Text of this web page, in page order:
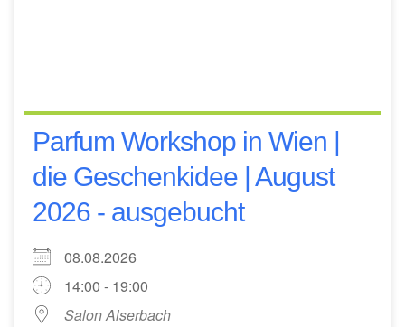
Parfum Workshop in Wien |
die Geschenkidee | August
2026 - ausgebucht
08.08.2026
14:00 - 19:00
Salon Alserbach